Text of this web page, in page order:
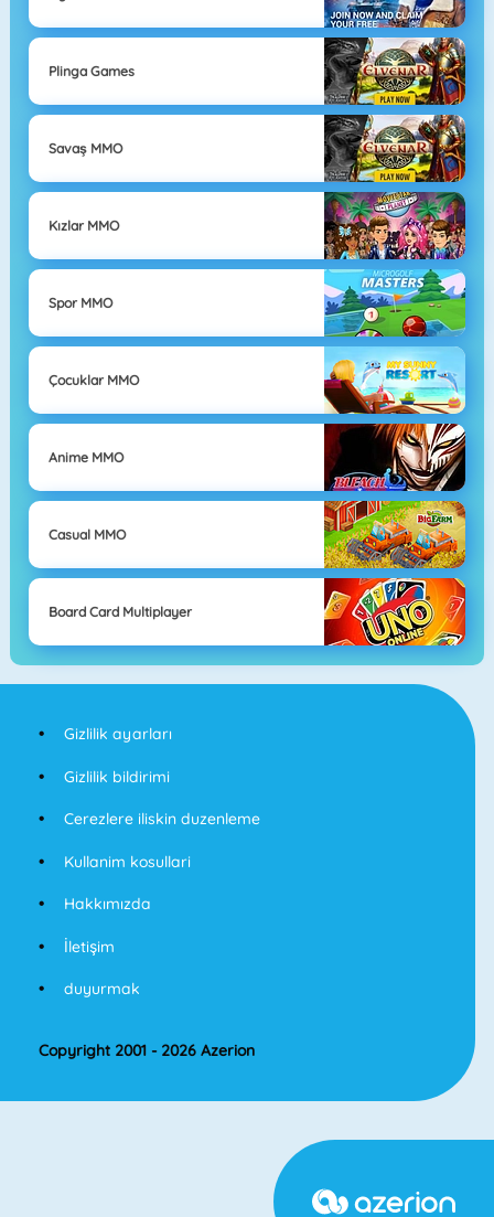
Plinga Games
Savaş MMO
Kızlar MMO
Spor MMO
Çocuklar MMO
Anime MMO
Casual MMO
Board Card Multiplayer
Gizlilik ayarları
Gizlilik bildirimi
Cerezlere iliskin duzenleme
Kullanim kosullari
Hakkımızda
İletişim
duyurmak
Copyright 2001 - 2026 Azerion